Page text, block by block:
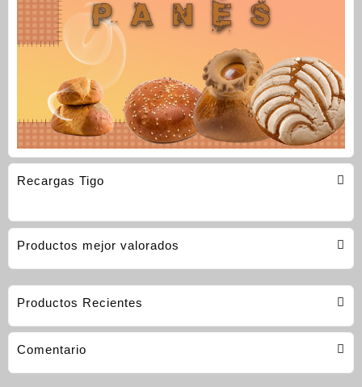
Recargas Tigo
Productos mejor valorados
Productos Recientes
Comentario